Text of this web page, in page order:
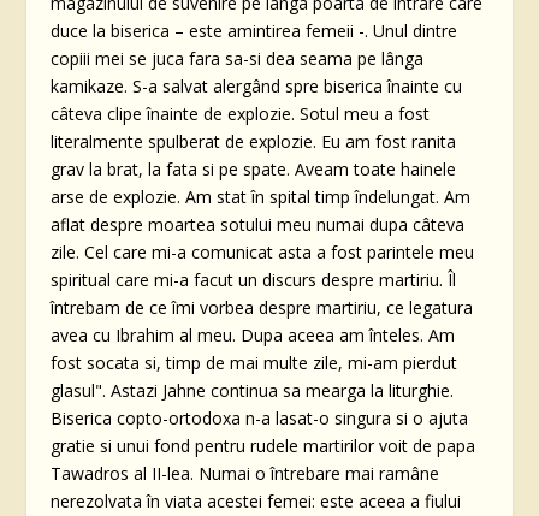
duce la biserica – este amintirea femeii -. Unul dintre
copiii mei se juca fara sa-si dea seama pe lânga
kamikaze. S-a salvat alergând spre biserica înainte cu
câteva clipe înainte de explozie. Sotul meu a fost
literalmente spulberat de explozie. Eu am fost ranita
grav la brat, la fata si pe spate. Aveam toate hainele
arse de explozie. Am stat în spital timp îndelungat. Am
aflat despre moartea sotului meu numai dupa câteva
zile. Cel care mi-a comunicat asta a fost parintele meu
spiritual care mi-a facut un discurs despre martiriu. Îl
întrebam de ce îmi vorbea despre martiriu, ce legatura
avea cu Ibrahim al meu. Dupa aceea am înteles. Am
fost socata si, timp de mai multe zile, mi-am pierdut
glasul". Astazi Jahne continua sa mearga la liturghie.
Biserica copto-ortodoxa n-a lasat-o singura si o ajuta
gratie si unui fond pentru rudele martirilor voit de papa
Tawadros al II-lea. Numai o întrebare mai ramâne
nerezolvata în viata acestei femei: este aceea a fiului